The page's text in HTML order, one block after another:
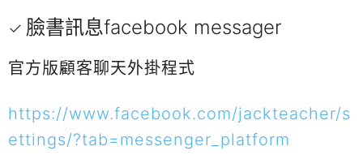
臉書訊息facebook messager
官方版顧客聊天外掛程式
https://www.facebook.com/jackteacher/s
ettings/?tab=messenger_platform